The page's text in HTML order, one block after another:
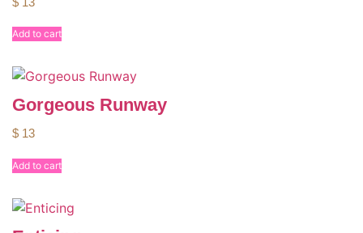
Add to cart
Gorgeous Runway
$ 13
Add to cart